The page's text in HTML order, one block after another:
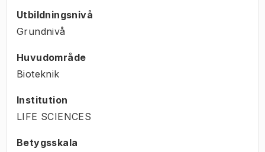
Utbildningsnivå
Grundnivå
Huvudområde
Bioteknik
Institution
LIFE SCIENCES
Betygsskala